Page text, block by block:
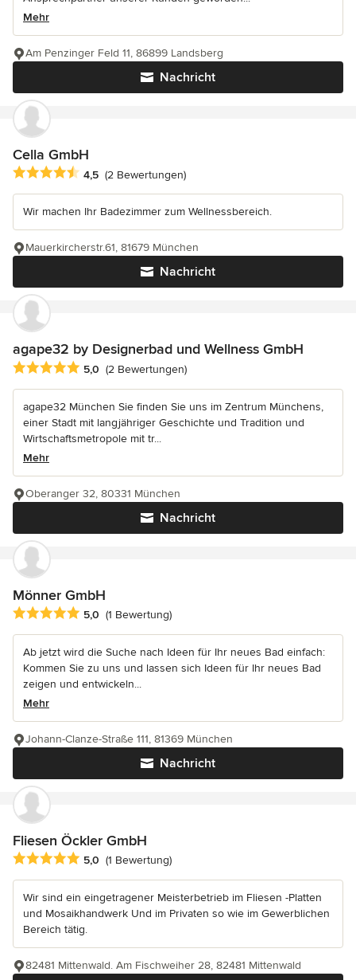
Mehr
Nachricht
Am Penzinger Feld 11, 86899 Landsberg
Cella GmbH
Durchschnittliche Bewertung: 4.5 von 5 Sternen
4,5 (2 Bewertungen)
Wir machen Ihr Badezimmer zum Wellnessbereich.
Nachricht
Mauerkircherstr.61, 81679 München
agape32 by Designerbad und Wellness GmbH
Durchschnittliche Bewertung: 5 von 5 Sternen
5,0 (2 Bewertungen)
agape32 München Sie finden Sie uns im Zentrum Münchens,
einer Stadt mit langjähriger Geschichte und Tradition und
Wirtschaftsmetropole mit tr...
Mehr
Nachricht
Oberanger 32, 80331 München
Mönner GmbH
Durchschnittliche Bewertung: 5 von 5 Sternen
5,0 (1 Bewertung)
Ab jetzt wird die Suche nach Ideen für Ihr neues Bad einfach:
Kommen Sie zu uns und lassen sich Ideen für Ihr neues Bad
zeigen und entwickeln...
Mehr
Nachricht
Johann-Clanze-Straße 111, 81369 München
Fliesen Öckler GmbH
Durchschnittliche Bewertung: 5 von 5 Sternen
5,0 (1 Bewertung)
Wir sind ein eingetragener Meisterbetrieb im Fliesen -Platten
und Mosaikhandwerk Und im Privaten so wie im Gewerblichen
Bereich tätig.
82481 Mittenwald. Am Fischweiher 28, 82481 Mittenwald